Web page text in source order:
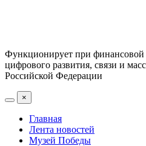
Функционирует при финансовой
цифрового развития, связи и
Российской Федерации
×
Главная
Лента новостей
Музей Победы